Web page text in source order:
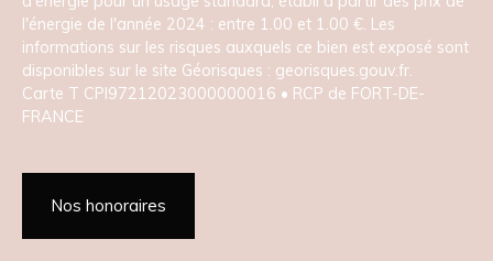
l'énergie de l'année 2024 : entre 1.00 et 1.00 €. Les
informations sur les risques auxquels ce bien est exposé sont
disponibles sur le site Géorisques : georisques.gouv.fr.
Carte T CPI97212023000000016 • RCP de FORT-DE-
FRANCE
Nos honoraires